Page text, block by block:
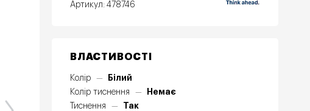
Артикул: 478746
ВЛАСТИВОСТІ
Колір —
Білий
Колір тиснення
—
Немає
Тиснення
—
Так